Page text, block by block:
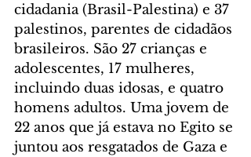
cidadania (Brasil-Palestina) e 37
palestinos, parentes de cidadãos
brasileiros. São 27 crianças e
adolescentes, 17 mulheres,
incluindo duas idosas, e quatro
homens adultos. Uma jovem de
22 anos que já estava no Egito se
juntou aos resgatados de Gaza e